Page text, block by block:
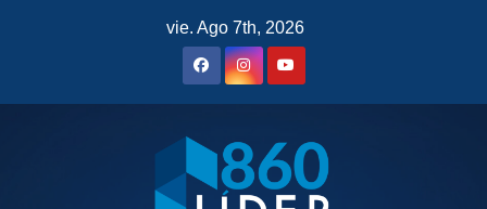
vie. Ago 7th, 2026